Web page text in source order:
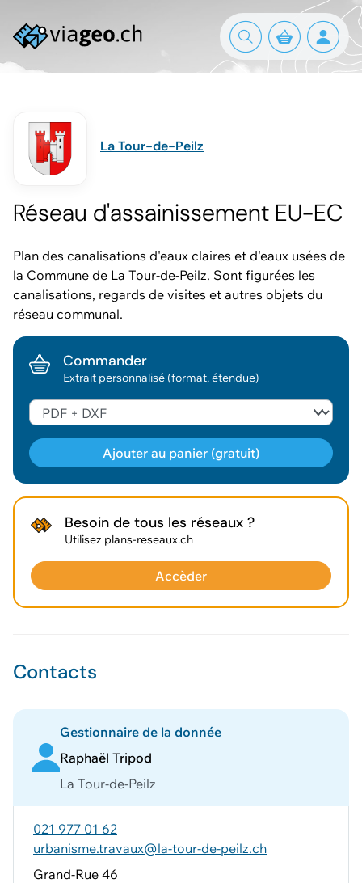
La Tour-de-Peilz
Réseau d'assainissement EU-EC
Plan des canalisations d'eaux claires et d'eaux usées de
la Commune de La Tour-de-Peilz. Sont figurées les
canalisations, regards de visites et autres objets du
réseau communal.
Contacts
Gestionnaire de la donnée
Raphaël Tripod
La Tour-de-Peilz
021 977 01 62
urbanisme.travaux@la-tour-de-peilz.ch
Grand-Rue 46
Commander
Extrait personnalisé (format, étendue)
Ajouter au panier (gratuit)
Géodonnée ajoutée au panier !
Voir le panier
Besoin de tous les réseaux ?
Utilisez plans-reseaux.ch
Accèder